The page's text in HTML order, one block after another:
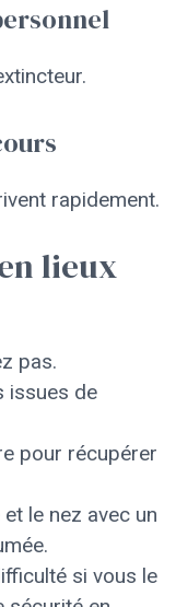
rapidement.
lieux
pas.
issues de
pour récupérer
le nez avec un
si vous le